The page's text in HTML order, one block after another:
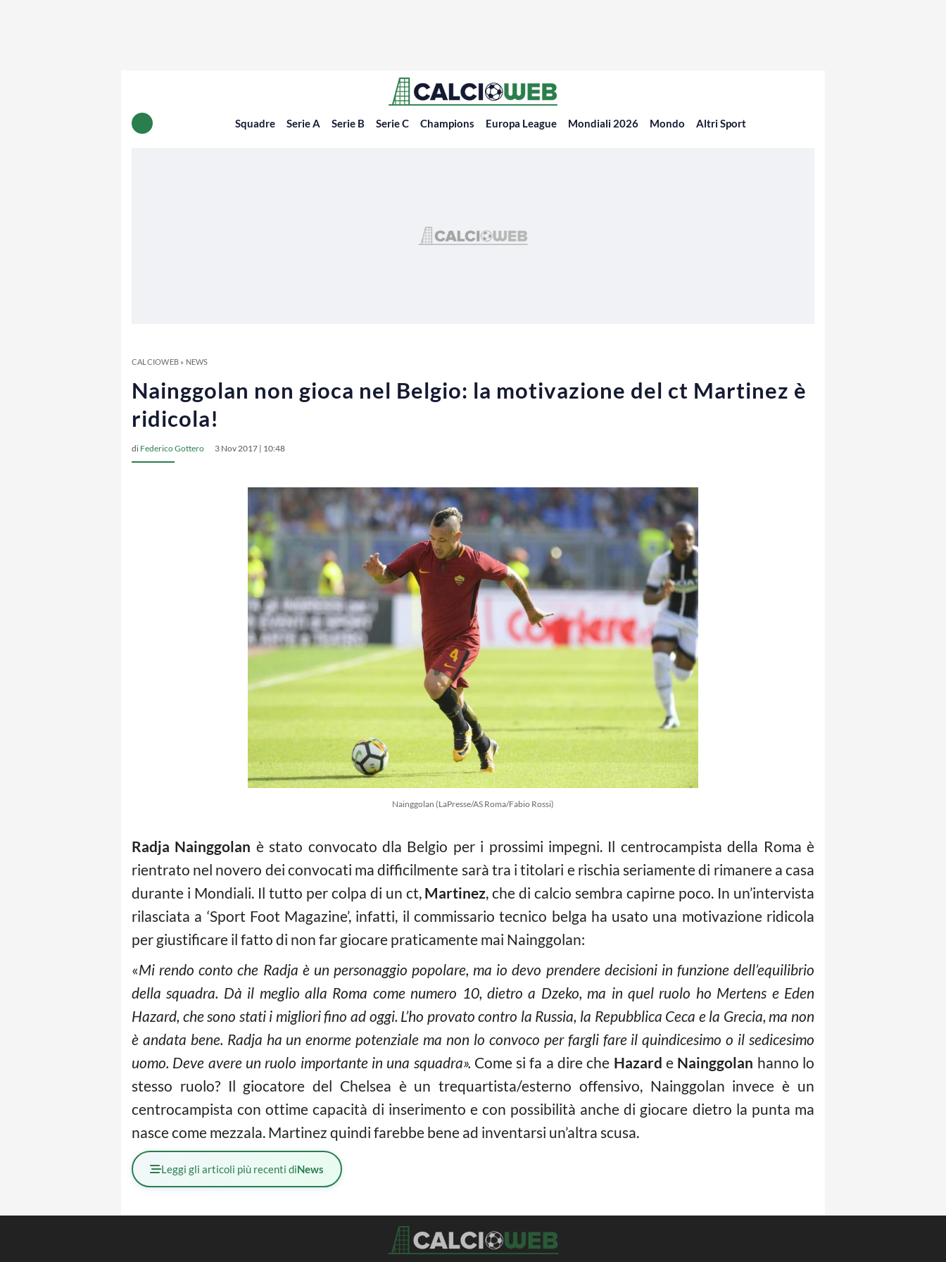
Squadre Serie A Serie B Serie C Champions Europa League Mondiali 2026 Mondo Altri Sport
CALCIOWEB» NEWS
Nainggolan non gioca nel Belgio: la motivazione del ct Martinez è
ridicola!
di Federico Gottero 3 Nov 2017 | 10:48
Nainggolan (LaPresse/AS Roma/Fabio Rossi)
Radja Nainggolan è stato convocato dla Belgio per i prossimi impegni. Il centrocampista della Roma è
rientrato nel novero dei convocati ma difficilmente sarà tra i titolari e rischia seriamente di rimanere a casa
durante i Mondiali. Il tutto per colpa di un ct, Martinez, che di calcio sembra capirne poco. In un’intervista
rilasciata a ‘Sport Foot Magazine’, infatti, il commissario tecnico belga ha usato una motivazione ridicola
per giustificare il fatto di non far giocare praticamente mai Nainggolan:
«Mi rendo conto che Radja è un personaggio popolare, ma io devo prendere decisioni in funzione dell’equilibrio
della squadra. Dà il meglio alla Roma come numero 10, dietro a Dzeko, ma in quel ruolo ho Mertens e Eden
Hazard, che sono stati i migliori fino ad oggi. L’ho provato contro la Russia, la Repubblica Ceca e la Grecia, ma non
è andata bene. Radja ha un enorme potenziale ma non lo convoco per fargli fare il quindicesimo o il sedicesimo
uomo. Deve avere un ruolo importante in una squadra». Come si fa a dire che Hazard e Nainggolan hanno lo
stesso ruolo? Il giocatore del Chelsea è un trequartista/esterno offensivo, Nainggolan invece è un
centrocampista con ottime capacità di inserimento e con possibilità anche di giocare dietro la punta ma
nasce come mezzala. Martinez quindi farebbe bene ad inventarsi un’altra scusa.
Leggi gli articoli più recenti diNews